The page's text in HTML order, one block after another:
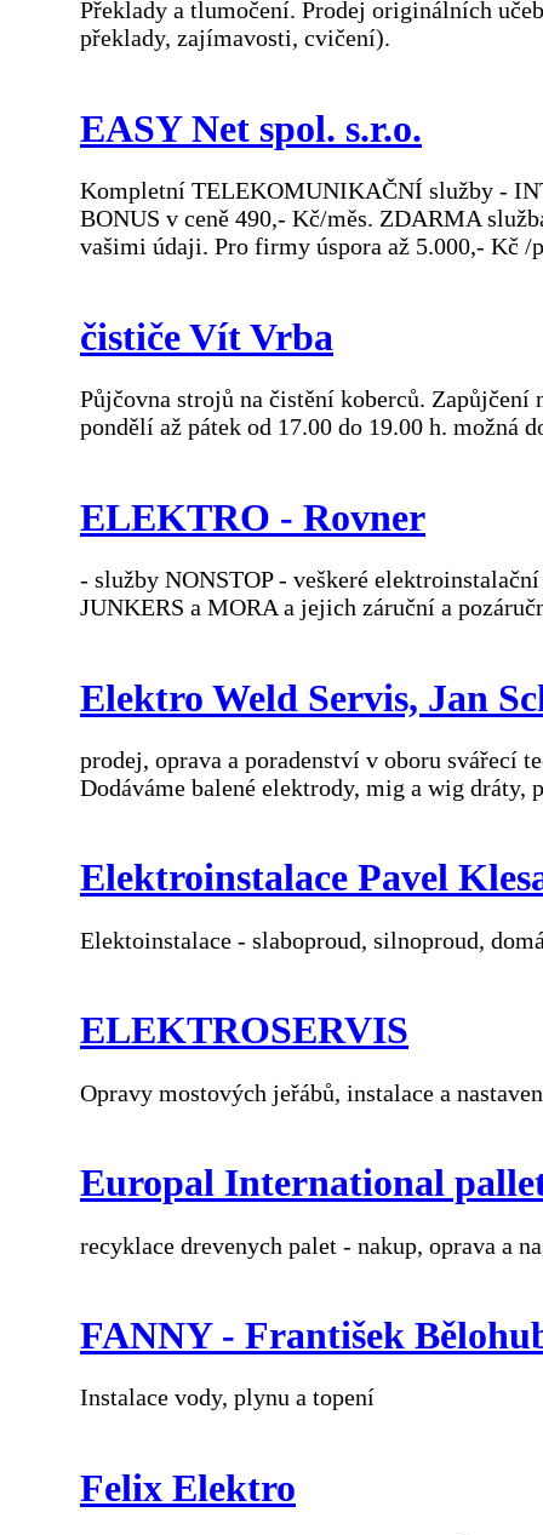
Překlady a tlumočení. Prodej originálních
překlady, zajímavosti, cvičení).
EASY Net spol. s.r.o.
Kompletní TELEKOMUNIKAČNÍ služby -
BONUS v ceně 490,- Kč/měs. ZDARMA
vašimi údaji. Pro firmy úspora až 5.000,- Kč
čističe Vít Vrba
Půjčovna strojů na čistění koberců. Zapůjčení
pondělí až pátek od 17.00 do 19.00 h. možná
ELEKTRO - Rovner
- služby NONSTOP - veškeré
JUNKERS a MORA a jejich záruční a
Elektro Weld Servis, Jan
prodej, oprava a poradenství v oboru svářecí
Dodáváme balené elektrody, mig a wig dráty,
Elektroinstalace Pavel
Elektoinstalace - slaboproud, silnoproud,
ELEKTROSERVIS
Opravy mostových jeřábů, instalace a
Europal International
recyklace drevenych palet - nakup, oprava a
FANNY - František
Instalace vody, plynu a topení
Felix Elektro